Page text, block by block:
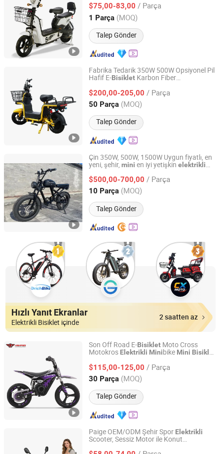
Araç Sürücüleri UcuzElektrikli
Bisiklet i EV Motorlu
$75,00-83,00 / Parça
1 Parça (MOQ)
Talep Gönder
Shandong, China Fiyat 2019
Fabrika Tedarik 350W 500W Opsiyonel Pil
Hafif E-Bisiklet Karbon Fiber
Kolay Taşıma için
$200,00-205,00 / Parça
50 Parça (MOQ)
Talep Gönder
Shandong Liwang New Energy Co., Ltd.
Shandong, China Fiyat 2026
Çin 350W, 500W, 1500W Uygun fiyatlı, en
yeni, şehir, mini en iyi yetişkin elektrikli
kentsel, dağbisiklet i tedarikçisi
$500,00-700,00 / Parça
10 Parça (MOQ)
Talep Gönder
CHONGQING BORIS EXP. & IMP. CO., LTD.
Chongqing, China Fiyat 2018
Hızlı Yanıt Ekranlar
Elektrikli Bisiklet içinde
2 saatten az
Son Off Road E-Bisiklet Moto Cross
Motokros Elektrikli Minibike Mini Bisiklet
$115,00-125,00 / Parça
30 Parça (MOQ)
Talep Gönder
WUYI QIDE INDUSTRY AND TRADE CO., LTD.
Zhejiang, China Fiyat 2023
Paige OEM/ODM Şehir Spor Elektrikli
Scooter, Sessiz Motor ile Konut
Qingdao Pusen Technology Co., Ltd.